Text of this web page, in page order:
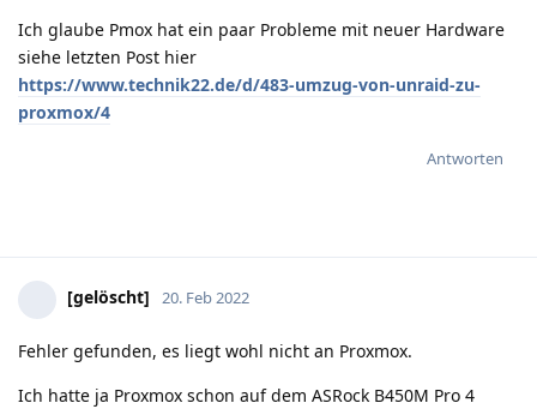
Ich glaube Pmox hat ein paar Probleme mit neuer Hardware
siehe letzten Post hier
https://www.technik22.de/d/483-umzug-von-unraid-zu-
proxmox/4
Antworten
[gelöscht] 20. Feb 2022
Fehler gefunden, es liegt wohl nicht an Proxmox.
Ich hatte ja Proxmox schon auf dem ASRock B450M Pro 4